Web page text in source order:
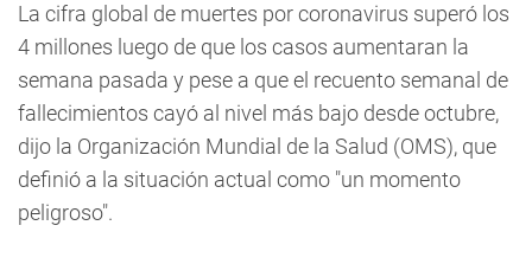
La cifra global de muertes por coronavirus superó los
4 millones luego de que los casos aumentaran la
semana pasada y pese a que el recuento semanal de
fallecimientos cayó al nivel más bajo desde octubre,
dijo la Organización Mundial de la Salud (OMS), que
definió a la situación actual como "un momento
peligroso".